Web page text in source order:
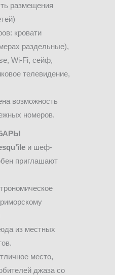
размещения
кровати
раздельные),
Wi-Fi, сейф,
телевидение,
возможность
номеров.
и шеф-
приглашают
из местных
место,
джаза со